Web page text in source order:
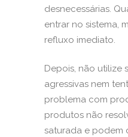
desnecessárias.
entrar no sistema,
refluxo imediato.
Depois, não utilize
agressivas nem
problema com
produtos não
saturada e podem